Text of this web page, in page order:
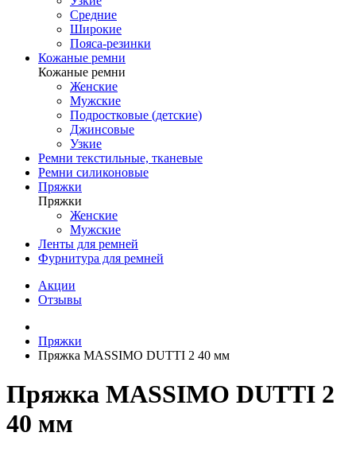
Средние
Широкие
Пояса-резинки
Кожаные ремни
Кожаные ремни
Женские
Мужские
Подростковые (детские)
Джинсовые
Узкие
Ремни текстильные, тканевые
Ремни силиконовые
Пряжки
Пряжки
Женские
Мужские
Ленты для ремней
Фурнитура для ремней
Акции
Отзывы
Пряжки
Пряжка MASSIMO DUTTI 2 40 мм
Пряжка MASSIMO DUTTI 2
40 мм